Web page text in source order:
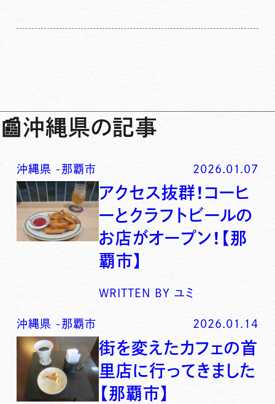
📰沖縄県の記事
沖縄県 -那覇市 2026.01.07
アクセス抜群！コーヒ
ーとクラフトビールの
お店がオープン！【那
覇市】
WRITTEN BY ユミ
沖縄県 -那覇市 2026.01.14
街を変えたカフェの首
里店に行ってきました
【那覇市】